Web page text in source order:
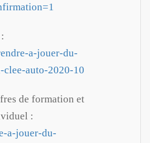
a-jouer-du-
auto-2020-10
de formation et
:
a-jouer-du-